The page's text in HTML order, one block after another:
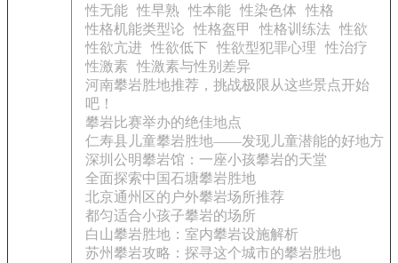
性无能 性早熟 性本能 性染色体
性格
性格机能类型论
性格盔甲 性格训练法 性欲
性欲亢进
性欲低下 性欲型犯罪心理
性治疗
性激素 性激素与性别差异
河南攀岩胜地推荐，挑战极限从这些景点开始
吧！
攀岩比赛举办的绝佳地点
仁寿县儿童攀岩胜地——发现儿童潜能的好地方
深圳公明攀岩馆：一座小孩攀岩的天堂
全面探索中国石塘攀岩胜地
北京通州区的户外攀岩场所推荐
都匀适合小孩子攀岩的场所
白山攀岩胜地：室内攀岩设施解析
苏州攀岩攻略：探寻这个城市的攀岩胜地